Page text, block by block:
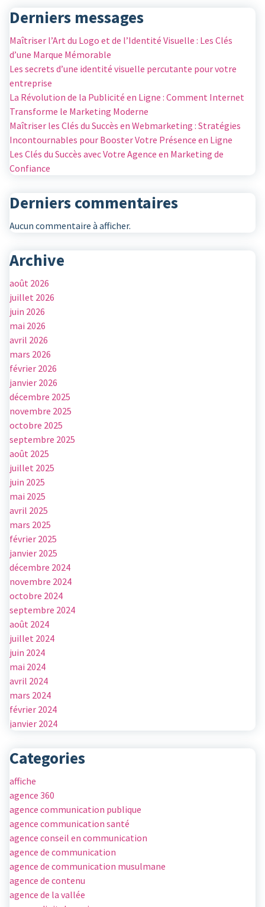
Derniers messages
Maîtriser l’Art du Logo et de l’Identité Visuelle : Les Clés
d’une Marque Mémorable
Les secrets d’une identité visuelle percutante pour votre
entreprise
La Révolution de la Publicité en Ligne : Comment Internet
Transforme le Marketing Moderne
Maîtriser les Clés du Succès en Webmarketing : Stratégies
Incontournables pour Booster Votre Présence en Ligne
Les Clés du Succès avec Votre Agence en Marketing de
Confiance
Derniers commentaires
Aucun commentaire à afficher.
Archive
août 2026
juillet 2026
juin 2026
mai 2026
avril 2026
mars 2026
février 2026
janvier 2026
décembre 2025
novembre 2025
octobre 2025
septembre 2025
août 2025
juillet 2025
juin 2025
mai 2025
avril 2025
mars 2025
février 2025
janvier 2025
décembre 2024
novembre 2024
octobre 2024
septembre 2024
août 2024
juillet 2024
juin 2024
mai 2024
avril 2024
mars 2024
février 2024
janvier 2024
Categories
affiche
agence 360
agence communication publique
agence communication santé
agence conseil en communication
agence de communication
agence de communication musulmane
agence de contenu
agence de la vallée